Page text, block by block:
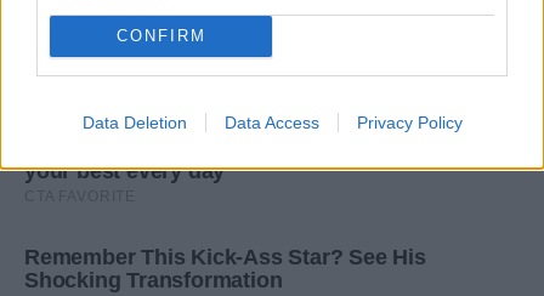
CONFIRM
Data Deletion Data Access Privacy Policy